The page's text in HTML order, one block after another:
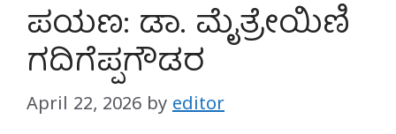
ಪಯಣ: ಡಾ. ಮೈತ್ರೇಯಿಣಿ
ಗದಿಗೆಪ್ಪಗೌಡರ
April 22, 2026 by editor